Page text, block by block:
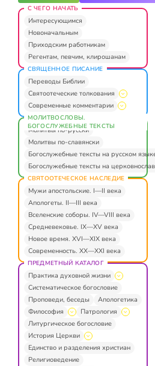
С ЧЕГО НАЧАТЬ
Интересующимся
Новоначальным
Приходским работникам
Регентам, певчим, клирошанам
СВЯЩЕННОЕ ПИСАНИЕ
Переводы Библии
Святоотеческие толкования
Современные комментарии
МОЛИТВОСЛОВЫ.
БОГОСЛУЖЕБНЫЕ ТЕКСТЫ
Молитвы по-русски
Молитвы по-славянски
Богослужебные тексты на русском
Богослужебные тексты на
СВЯТООТЕЧЕСКОЕ НАСЛЕДИЕ
Мужи апостольские. I—II века
Апологеты. II—III века
Вселенские соборы. IV—VIII века
Средневековье. IX—XV века
Новое время. XVI—XIX века
Современность. XX—XXI века
ПРЕДМЕТНЫЙ КАТАЛОГ
Практика духовной жизни
Систематическое богословие
Проповеди, беседы
Апологетика
Философия
Патрология
Литургическое богословие
История Церкви
Единство и разделения христиан
Религиоведение